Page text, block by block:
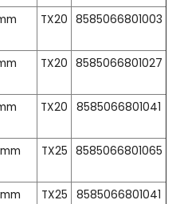
TX20 8585066801003
TX20 8585066801027
TX20 8585066801041
TX25 8585066801065
TX25 8585066801041